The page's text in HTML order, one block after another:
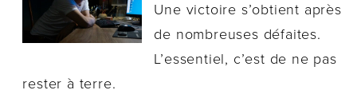
Une victoire s’obtient après
de nombreuses défaites.
L’essentiel, c’est de ne pas
rester à terre.